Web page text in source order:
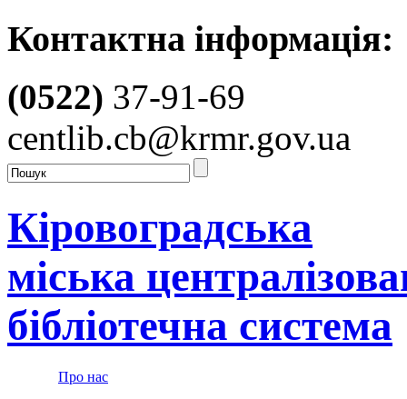
Контактна інформація:
(0522) 37-91-69
centlib.cb@krmr.gov.ua
Кіровоградська
міська
бібліотечна система
Про нас